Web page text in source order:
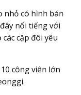
nhỏ có hình bán
nổi tiếng với
cặp đôi yêu
công viên lớn